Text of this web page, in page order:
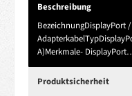
Beschreibung
BezeichnungDisplayPort
A)Merkmale-
Produktsicherheit